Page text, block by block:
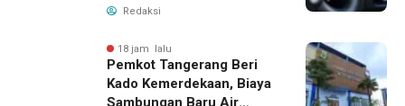
Dilakukan
Redaksi
18 jam lalu
Pemkot Tangerang Beri
Kado Kemerdekaan, Biaya
Sambungan Baru Air